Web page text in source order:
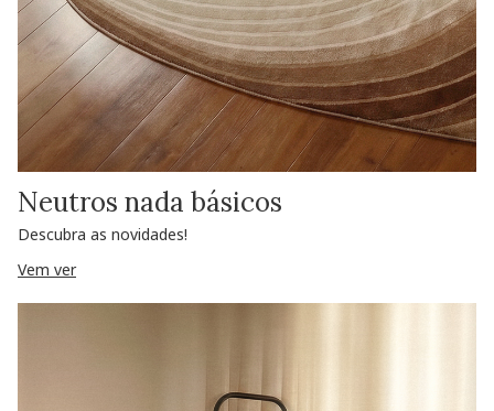
Neutros nada básicos
Descubra as novidades!
Vem ver